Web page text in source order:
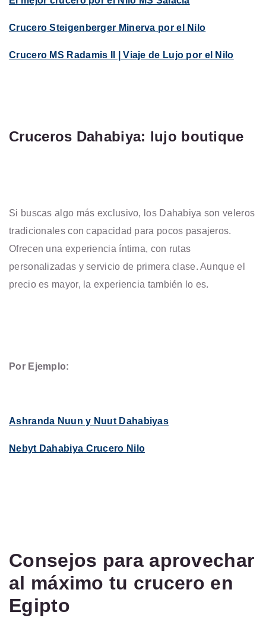
Crucero Steigenberger Minerva por el Nilo
Crucero MS Radamis II | Viaje de Lujo por el Nilo
Cruceros Dahabiya: lujo boutique
Si buscas algo más exclusivo, los Dahabiya son veleros
tradicionales con capacidad para pocos pasajeros.
Ofrecen una experiencia íntima, con rutas
personalizadas y servicio de primera clase. Aunque el
precio es mayor, la experiencia también lo es.
Por Ejemplo:
Ashranda Nuun y Nuut Dahabiyas
Nebyt Dahabiya Crucero Nilo
Consejos para aprovechar
al máximo tu crucero en
Egipto